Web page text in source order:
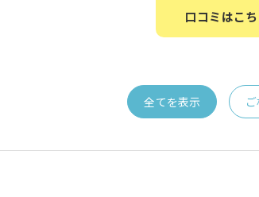
口コミはこ
全てを表示